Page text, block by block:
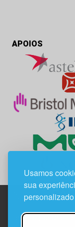
Usamos
sua
APOIOS
Edif. Lisboa